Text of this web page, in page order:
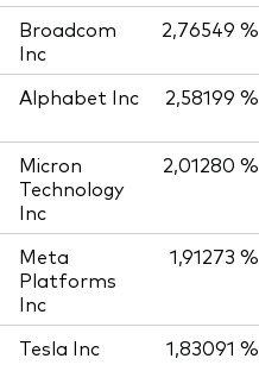
Broadcom
Inc
2,76549 %
Alphabet Inc 2,58199 %
Micron
Technology
Inc
2,01280 %
Meta
Platforms
Inc
1,91273 %
Tesla Inc 1,83091 %